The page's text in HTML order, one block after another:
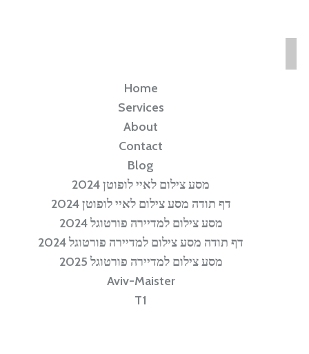
Home
Services
About
Contact
Blog
מסע צילום לאיי לופוטן 2024
דף תודה מסע צילום לאיי לופוטן 2024
מסע צילום למדיירה פורטוגל 2024
דף תודה מסע צילום למדיירה פורטוגל 2024
מסע צילום למדיירה פורטוגל 2025
Aviv-Maister
T1